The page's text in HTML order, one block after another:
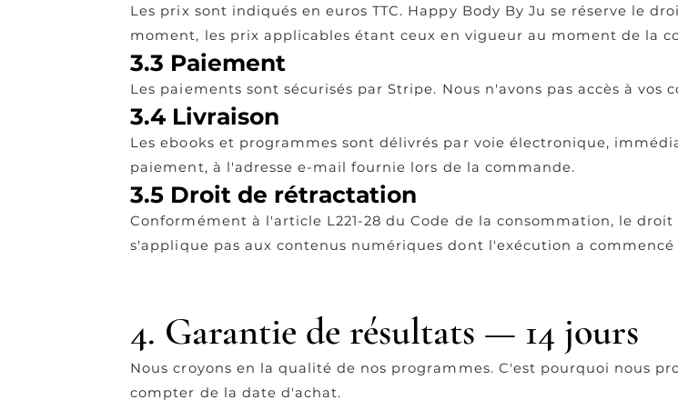
Les prix sont indiqués en euros TTC. Happy Body By Ju se réserve le
moment, les prix applicables étant ceux en vigueur au moment de la
3.3 Paiement
Les paiements sont sécurisés par Stripe. Nous n'avons pas accès à vos
3.4 Livraison
Les ebooks et programmes sont délivrés par voie électronique,
paiement, à l'adresse e-mail fournie lors de la commande.
3.5 Droit de rétractation
Conformément à l'article L221-28 du Code de la consommation, le
s'applique pas aux contenus numériques dont l'exécution a
4. Garantie de résultats — 14 jours
Nous croyons en la qualité de nos programmes. C'est pourquoi nous
compter de la date d'achat.